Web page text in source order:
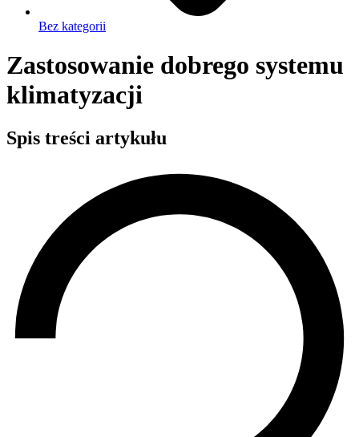
Bez kategorii
Zastosowanie dobrego systemu
klimatyzacji
Spis treści artykułu